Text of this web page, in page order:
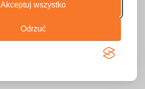
Akceptuj wszystko
Odrzuć